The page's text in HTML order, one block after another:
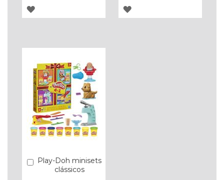
ADICIONAR
DE
DESEJOS
ADICIONAR
Play-Doh minisets
clássicos
Comprar